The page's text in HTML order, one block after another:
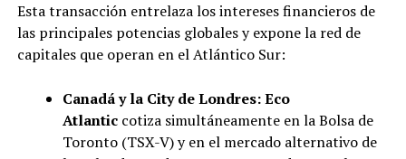
Esta transacción entrelaza los intereses financieros de
las principales potencias globales y expone la red de
capitales que operan en el Atlántico Sur:
Canadá y la City de Londres:Eco
Atlanticcotiza simultáneamente en la Bolsa de
Toronto (TSX-V) y en el mercado alternativo de